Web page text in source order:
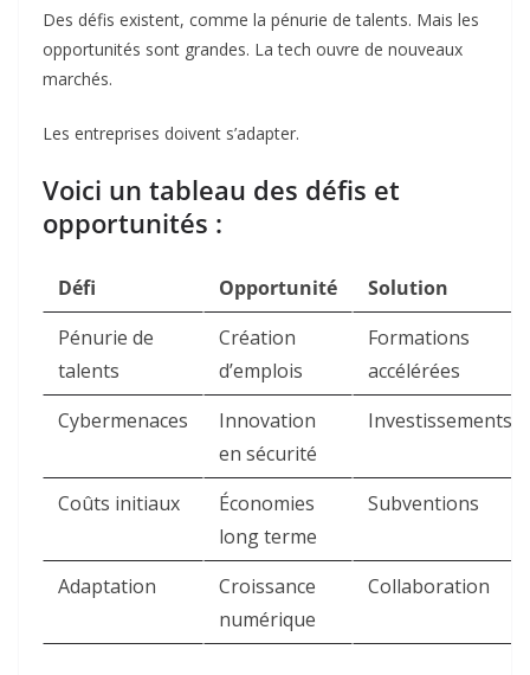
Des défis existent, comme la pénurie de talents. Mais les
opportunités sont grandes. La tech ouvre de nouveaux
marchés.
Les entreprises doivent s’adapter.
Voici un tableau des défis et
opportunités :
Défi Opportunité
Solution
Pénurie de
talents
Création
d’emplois
Formations
accélérées
Cybermenaces
Innovation
en sécurité
Investissements
Coûts initiaux
Économies
long terme
Subventions
Adaptation
Croissance
numérique
Collaboration